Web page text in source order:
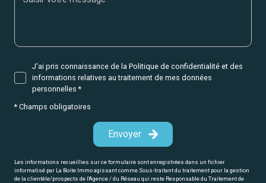
J'ai pris connaissance de la Politique de confidentialité et des
informations relatives au traitement de mes données
personnelles *
* Champs obligatoires
Envoyer
Les informations recueillies sur ce formulaire sont enregistrées dans un fichier
informatisé par La Boite Immo agissant comme Sous-traitant du traitement pour la gestion
de la clientèle/prospects de l'Agence / du Réseau qui reste Responsable du Traitement de